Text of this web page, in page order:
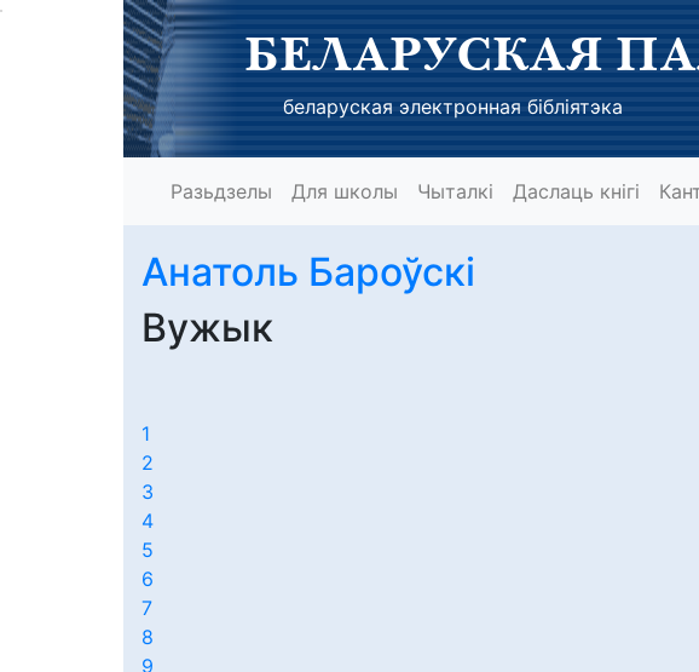
БЕЛАРУСКАЯ
беларуская электронная бібліятэка
Разьдзелы Для школы Чыталкі Даслаць кнігі
Анатоль Бароўскі
Вужык
1
2
3
4
5
6
7
8
9